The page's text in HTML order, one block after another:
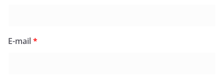
E-mail*